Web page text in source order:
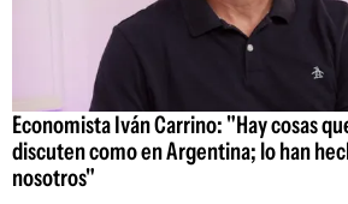
Economista Iván Carrino: "Hay cosas
discuten como en Argentina; lo han
nosotros"